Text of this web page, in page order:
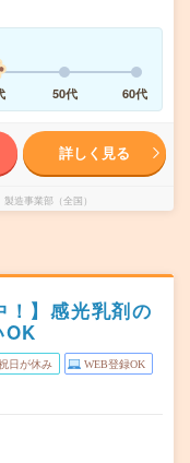
50代 60代
詳しく見る
造事業部（全国）
！】感光乳剤の
OK
日が休み WEB登録OK